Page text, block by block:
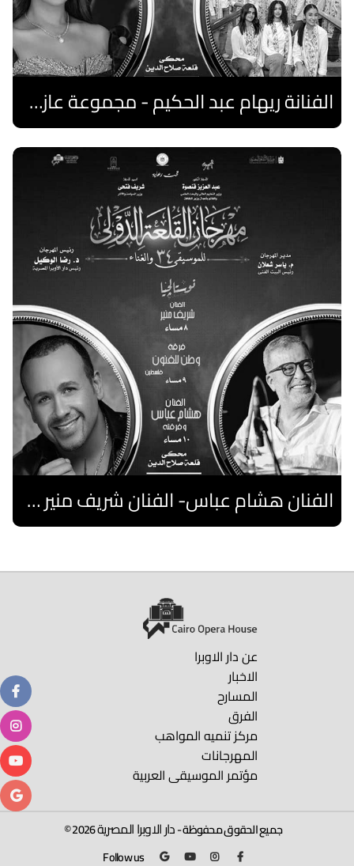
الفنانة ريهام عبد الحكيم - مجموعة عازفات الهارب المصريات
اقرا المزيد
الفنان هشام عباس- الفنان شريف منير "نوستالجيا"- فرقة فلسطين
عن دار الاوبرا
الاخبار
المسارح
الفرق
مركز تنميه المواهب
المهرجانات
مؤتمر الموسيقى العربية
جميع الحقوق محفوظة -دار الاوبرا المصرية2026 ©
Follow us